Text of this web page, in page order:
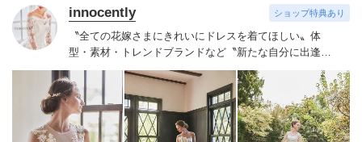
innocently ショップ特典あり
〝全ての花嫁さまにきれいにドレスを着てほしい〟 体
型・素材・トレンドブランドなど〝新たな自分に出逢え
る〟幅広いラインナップが揃うinnocently。
素材・デザイ
ンにこだわったオリジナルドレスは3～23号まで展開。
国内外の有名デザイナーズドレスも多数取扱っており、
NYやミラノ・バルセロナからセレクトされたインポート
ドレスは全て日本人花嫁向けにサイズ調整。さらに和装